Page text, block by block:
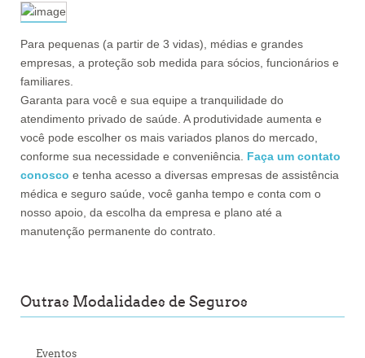
Para pequenas (a partir de 3 vidas), médias e grandes
empresas, a proteção sob medida para sócios, funcionários e
familiares.
Garanta para você e sua equipe a tranquilidade do
atendimento privado de saúde. A produtividade aumenta e
você pode escolher os mais variados planos do mercado,
conforme sua necessidade e conveniência. Faça um contato
conosco e tenha acesso a diversas empresas de assistência
médica e seguro saúde, você ganha tempo e conta com o
nosso apoio, da escolha da empresa e plano até a
manutenção permanente do contrato.
Outras Modalidades de Seguros
Eventos